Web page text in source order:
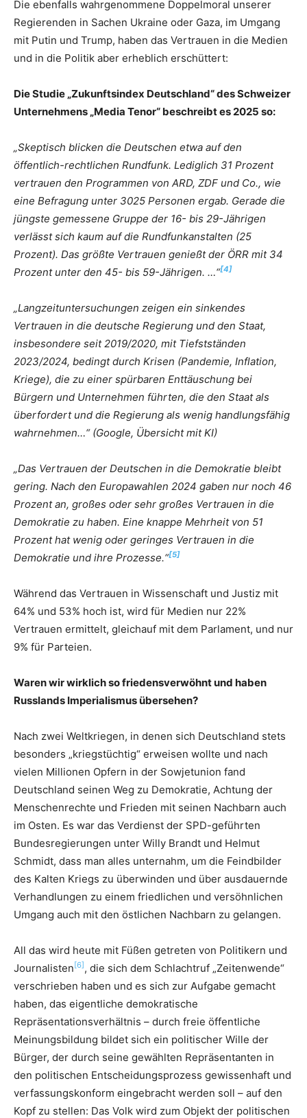
Die ebenfalls wahrgenommene Doppelmoral unserer
Regierenden in Sachen Ukraine oder Gaza, im Umgang
mit Putin und Trump, haben das Vertrauen in die Medien
und in die Politik aber erheblich erschüttert:
Die Studie „Zukunftsindex Deutschland“ des Schweizer
Unternehmens „Media Tenor“ beschreibt es 2025 so:
„Skeptisch blicken die Deutschen etwa auf den
öffentlich-rechtlichen Rundfunk. Lediglich 31 Prozent
vertrauen den Programmen von ARD, ZDF und Co., wie
eine Befragung unter 3025 Personen ergab. Gerade die
jüngste gemessene Gruppe der 16- bis 29-Jährigen
verlässt sich kaum auf die Rundfunkanstalten (25
Prozent). Das größte Vertrauen genießt der ÖRR mit 34
Prozent unter den 45- bis 59-Jährigen. …“[4]
„Langzeituntersuchungen zeigen ein sinkendes
Vertrauen in die deutsche Regierung und den Staat,
insbesondere seit 2019/2020, mit Tiefstständen
2023/2024, bedingt durch Krisen (Pandemie, Inflation,
Kriege), die zu einer spürbaren Enttäuschung bei
Bürgern und Unternehmen führten, die den Staat als
überfordert und die Regierung als wenig handlungsfähig
wahrnehmen…“ (Google, Übersicht mit KI)
„Das Vertrauen der Deutschen in die Demokratie bleibt
gering. Nach den Europawahlen 2024 gaben nur noch 46
Prozent an, großes oder sehr großes Vertrauen in die
Demokratie zu haben. Eine knappe Mehrheit von 51
Prozent hat wenig oder geringes Vertrauen in die
Demokratie und ihre Prozesse.“[5]
Während das Vertrauen in Wissenschaft und Justiz mit
64% und 53% hoch ist, wird für Medien nur 22%
Vertrauen ermittelt, gleichauf mit dem Parlament, und nur
9% für Parteien.
Waren wir wirklich so friedensverwöhnt und haben
Russlands Imperialismus übersehen?
Nach zwei Weltkriegen, in denen sich Deutschland stets
besonders „kriegstüchtig“ erweisen wollte und nach
vielen Millionen Opfern in der Sowjetunion fand
Deutschland seinen Weg zu Demokratie, Achtung der
Menschenrechte und Frieden mit seinen Nachbarn auch
im Osten. Es war das Verdienst der SPD-geführten
Bundesregierungen unter Willy Brandt und Helmut
Schmidt, dass man alles unternahm, um die Feindbilder
des Kalten Kriegs zu überwinden und über ausdauernde
Verhandlungen zu einem friedlichen und versöhnlichen
Umgang auch mit den östlichen Nachbarn zu gelangen.
All das wird heute mit Füßen getreten von Politikern und
Journalisten [6] , die sich dem Schlachtruf „Zeitenwende“
verschrieben haben und es sich zur Aufgabe gemacht
haben, das eigentliche demokratische
Repräsentationsverhältnis – durch freie öffentliche
Meinungsbildung bildet sich ein politischer Wille der
Bürger, der durch seine gewählten Repräsentanten in
den politischen Entscheidungsprozess gewissenhaft und
verfassungskonform eingebracht werden soll – auf den
Kopf zu stellen: Das Volk wird zum Objekt der politischen